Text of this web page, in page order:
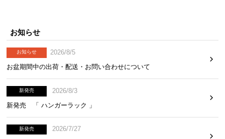
お知らせ
お知らせ
2026/8/5
お盆期間中の出荷・配送・お問い合わせについて
新発売
2026/8/3
新発売 「 ハンガーラック 」
新発売
2026/7/27